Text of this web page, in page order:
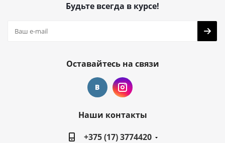
Будьте всегда в курсе!
Оставайтесь на связи
Наши контакты
+375 (17) 3774420